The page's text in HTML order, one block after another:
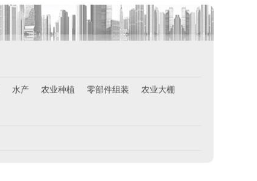
水产 农业种植 零部件组装 农业大棚
西班牙肉食品加工厂